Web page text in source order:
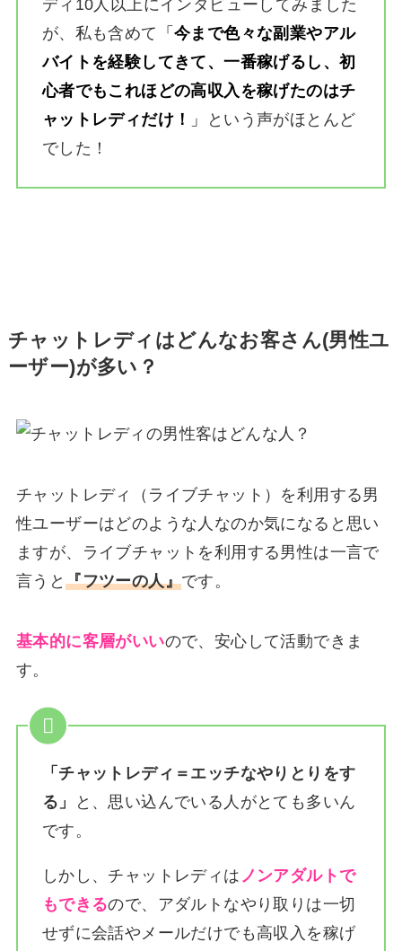
ディ10人以上にインタビューしてみました
が、私も含めて
「今まで色々な副業やアル
バイトを経験してきて、一番稼げるし、初
心者でもこれほどの高収入を稼げたのはチ
ャットレディだけ！
」
という声がほとんど
でした！
チャットレディはどんなお客さん(男性ユ
ーザー)が多い？
チャットレディ（ライブチャット）を利用する男
性ユーザーはどのような人なのか気になると思い
ますが、ライブチャットを利用する男性は一言で
言うと『フツーの人』です。
基本的に客層がいいので、安心して活動できま
す。
「チャットレディ＝エッチなやりとりをす
る」
と、思い込んでいる人がとても多いん
です。
しかし、チャットレディは ノンアダルトで
もできるので、アダルトなやり取りは一切
せずに会話やメールだけでも高収入を稼げ